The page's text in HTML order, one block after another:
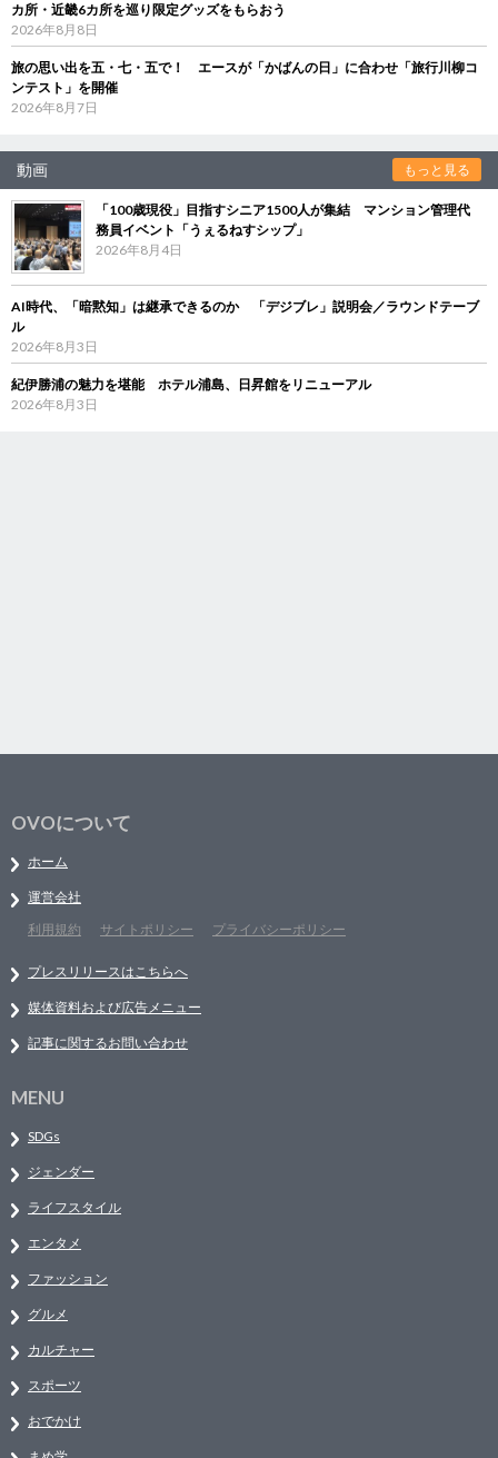
カ所・近畿6カ所を巡り限定グッズをもらおう
2026年8月8日
旅の思い出を五・七・五で！ エースが「かばんの日」に合わせ「旅行川柳コ
ンテスト」を開催
2026年8月7日
動画 もっと見る
「100歳現役」目指すシニア1500人が集結 マンション管理代
務員イベント「うぇるねすシップ」
2026年8月4日
AI時代、「暗黙知」は継承できるのか 「デジブレ」説明会／ラウンドテーブ
ル
2026年8月3日
紀伊勝浦の魅力を堪能 ホテル浦島、日昇館をリニューアル
2026年8月3日
OVOについて
ホーム
運営会社
利用規約
サイトポリシー プライバシーポリシー
プレスリリースはこちらへ
媒体資料および広告メニュー
記事に関するお問い合わせ
MENU
SDGs
ジェンダー
ライフスタイル
エンタメ
ファッション
グルメ
カルチャー
スポーツ
おでかけ